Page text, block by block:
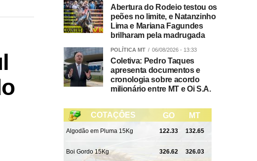
Abertura do Rodeio testou os
peões no limite, e Natanzinho
Lima e Mariana Fagundes
brilharam pela madrugada
POLÍTICA MT 06/08/2026 - 13:33
Coletiva: Pedro Taques
apresenta documentos e
cronologia sobre acordo
milionário entre MT e Oi S.A.